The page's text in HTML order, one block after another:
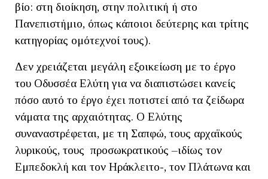
βίο: στη διοίκηση, στην πολιτική ή στο
Πανεπιστήμιο, όπως κάποιοι δεύτερης και τρίτης
κατηγορίας ομότεχνοί τους).
Δεν χρειάζεται μεγάλη εξοικείωση με το έργο
του Οδυσσέα Ελύτη για να διαπιστώσει κανείς
πόσο αυτό το έργο έχει ποτιστεί από τα ζείδωρα
νάματα της αρχαιότητας. Ο Ελύτης
συναναστρέφεται, με τη Σαπφώ, τους αρχαϊκούς
λυρικούς, τους προσωκρατικούς –ιδίως τον
Εμπεδοκλή και τον Ηράκλειτο-, τον Πλάτωνα και